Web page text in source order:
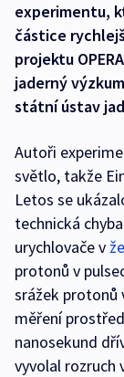
experimentu,
částice
projektu
jaderný
státní ústav
Autoři
světlo, takže
Letos se
technická
urychlovače v
protonů v
srážek protonů
měření
nanosekund
vyvolal rozruch